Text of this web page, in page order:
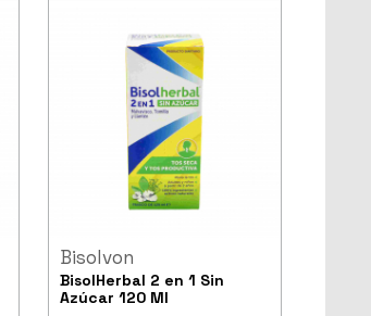
Bisolvon
BisolHerbal 2 en 1 Sin
Azúcar 120 Ml